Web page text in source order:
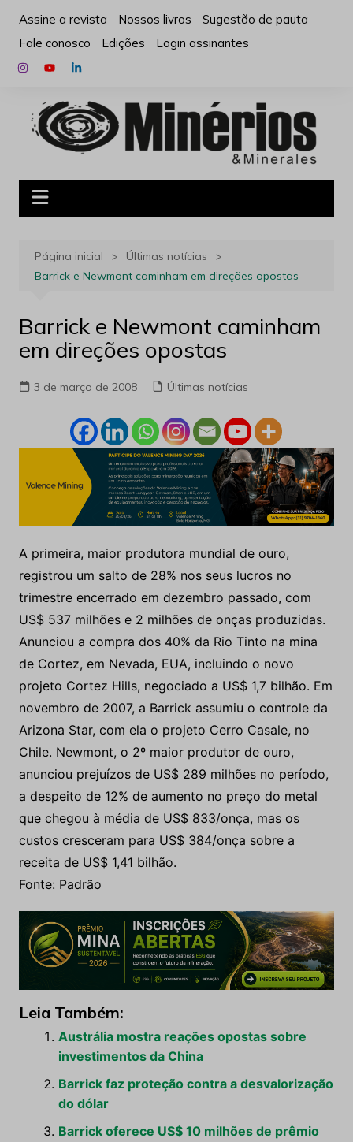
para
conteúdo
Assine a revista Nossos livros
Sugestão de pauta
Fale conosco
Edições Login assinantes
Página inicial
Últimas notícias
Barrick e Newmont caminham em direções opostas
Barrick e Newmont caminham
em direções opostas
3 de março de 2008 Últimas notícias
A primeira, maior produtora mundial de ouro,
registrou um salto de 28% nos seus lucros no
trimestre encerrado em dezembro passado, com
US$ 537 milhões e 2 milhões de onças produzidas.
Anunciou a compra dos 40% da Rio Tinto na mina
de Cortez, em Nevada, EUA, incluindo o novo
projeto Cortez Hills, negociado a US$ 1,7 bilhão. Em
novembro de 2007, a Barrick assumiu o controle da
Arizona Star, com ela o projeto Cerro Casale, no
Chile. Newmont, o 2º maior produtor de ouro,
anunciou prejuízos de US$ 289 milhões no período,
a despeito de 12% de aumento no preço do metal
que chegou à média de US$ 833/onça, mas os
custos cresceram para US$ 384/onça sobre a
receita de US$ 1,41 bilhão.
Fonte: Padrão
Leia Também:
Austrália mostra reações opostas sobre
investimentos da China
Barrick faz proteção contra a desvalorização
do dólar
Barrick oferece US$ 10 milhões de prêmio